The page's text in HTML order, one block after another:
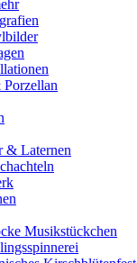
& Laternen
Musikstückchen